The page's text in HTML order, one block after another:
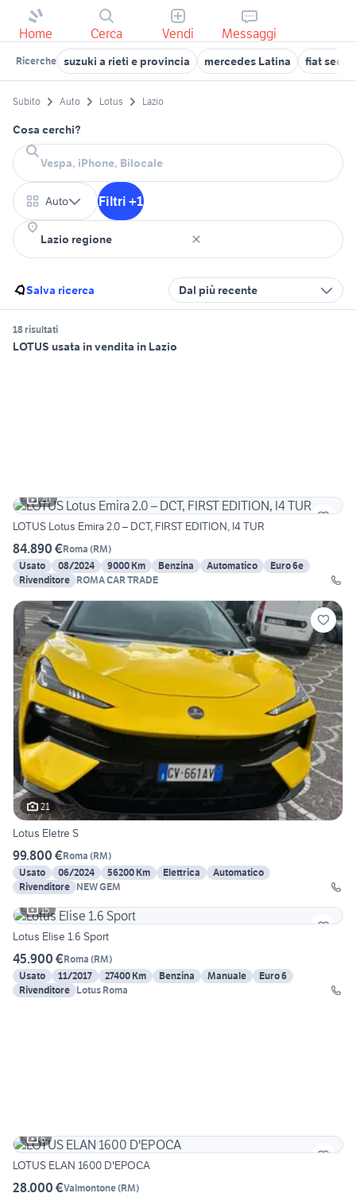
Home Cerca Vendi Messaggi
Ricerche suzuki a rieti e provincia mercedes Latina fiat
Subito Auto Lotus Lazio
Cosa cerchi?
Auto Filtri +1
Salva ricerca Dal più recente
18 risultati
LOTUS usata in vendita in Lazio
20
LOTUS Lotus Emira 2.0 – DCT, FIRST EDITION, I4 TUR
84.890 €Roma (RM)
Usato
08/2024 9000 Km Benzina Automatico
Euro 6e
Rivenditore ROMA CAR TRADE
21
Lotus Eletre S
99.800 €Roma (RM)
Usato
06/2024 56200 Km Elettrica
Automatico
Rivenditore NEW GEM
15
Lotus Elise 1.6 Sport
45.900 €Roma (RM)
Usato
11/2017 27400 Km Benzina Manuale
Euro 6
Rivenditore Lotus Roma
6
LOTUS ELAN 1600 D'EPOCA
28.000 €Valmontone(RM)